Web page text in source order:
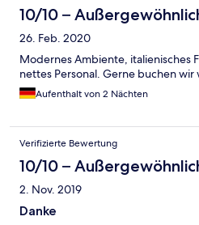
10/10 –
26. Feb. 2020
Modernes Ambiente, italienisches
nettes Personal. Gerne buchen wir
Aufenthalt von 2 Nächten
Verifizierte Bewertung
10/10 –
2. Nov. 2019
Danke